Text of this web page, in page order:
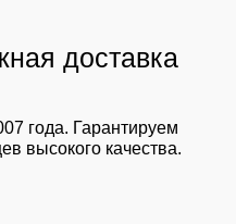
доставка
года. Гарантируем
высокого качества.